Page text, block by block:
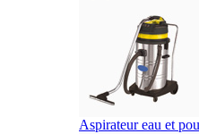
Aspirateur eau et